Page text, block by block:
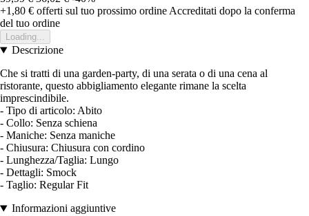
+1,80 € offerti sul tuo prossimo ordine Accreditati dopo la conferma
del tuo ordine
Loading...
Descrizione
Che si tratti di una garden-party, di una serata o di una cena al
ristorante, questo abbigliamento elegante rimane la scelta
imprescindibile.
- Tipo di articolo: Abito
- Collo: Senza schiena
- Maniche: Senza maniche
- Chiusura: Chiusura con cordino
- Lunghezza/Taglia: Lungo
- Dettagli: Smock
- Taglio: Regular Fit
Informazioni aggiuntive